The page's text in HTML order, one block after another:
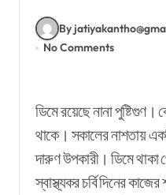
By
No Comments
ডিমে রয়েছে নানা পুষ্টিগুণ। কেউ কেউ ডিমকে সুপারফুডও বলে
থাকে। সকালের নাশতায়
দারুণ উপকারী। ডিমে থাকা
স্বাস্থ্যকর চর্বি দিনের